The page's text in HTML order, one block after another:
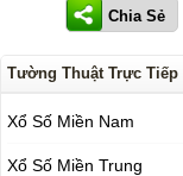
Tường Thuật Trực Tiếp
Xổ Số Miền Nam
Xổ Số Miền Trung